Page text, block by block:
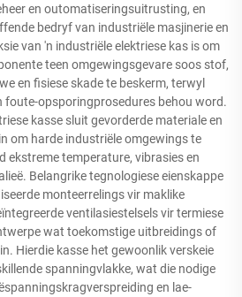
en outomatiseringsuitrusting, en
bedryf van industriële masjinerie en
van 'n industriële elektriese kas is om
teen omgewingsgevare soos stof,
en fisiese skade te beskerm, terwyl
foute-opsporingprosedures behou word.
kasse sluit gevorderde materiale en
om harde industriële omgewings te
ekstreme temperature, vibrasies en
Belangrike tegnologiese eienskappe
monteerrelings vir maklike
ventilasiestelsels vir termiese
wat toekomstige uitbreidings of
Hierdie kasse het gewoonlik verskeie
spanningvlakke, wat die nodige
en lae-